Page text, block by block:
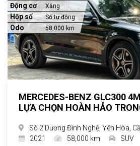
Động cơ Xăng
Hộp số Số tự động
Odo 58,000 km
MERCEDES-BENZ GLC300
LỰA CHỌN HOÀN HẢO
Số 2 Dương Đình Nghệ, Yên Hòa,
2021
58,000 km SUV